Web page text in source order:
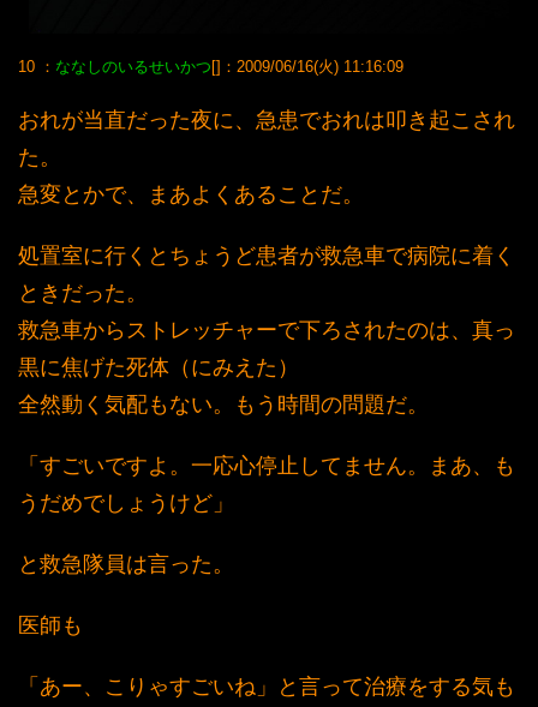
10 ： ななしのいるせいかつ []：2009/06/16(火) 11:16:09
おれが当直だった夜に、急患でおれは叩き起こされ
た。
急変とかで、まあよくあることだ。
処置室に行くとちょうど患者が救急車で病院に着く
ときだった。
救急車からストレッチャーで下ろされたのは、真っ
黒に焦げた死体（にみえた）
全然動く気配もない。もう時間の問題だ。
「すごいですよ。一応心停止してません。まあ、も
うだめでしょうけど」
と救急隊員は言った。
医師も
「あー、こりゃすごいね」と言って治療をする気も